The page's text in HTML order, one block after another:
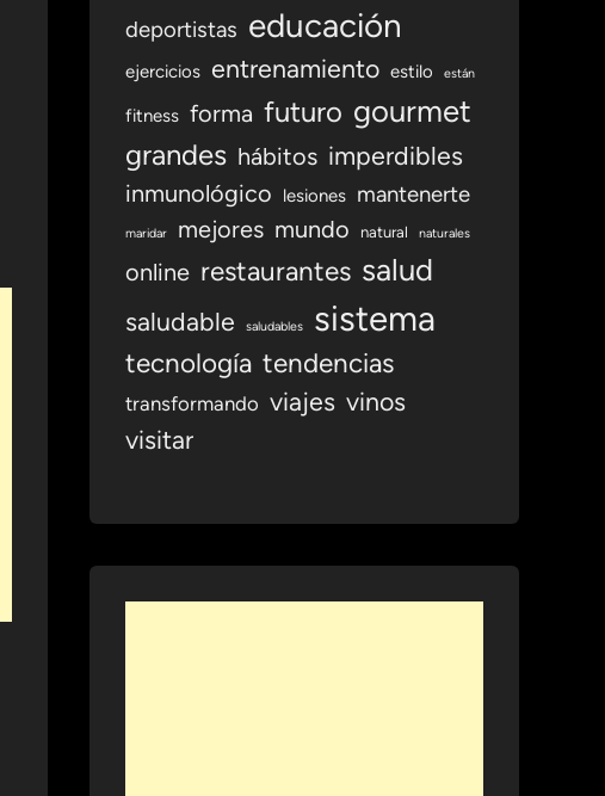
deportistas educación
ejercicios entrenamiento estilo están
fitness forma futuro gourmet
grandes hábitos imperdibles
inmunológico lesiones mantenerte
maridar mejores mundo natural naturales
online restaurantes salud
saludable saludables sistema
tecnología tendencias
transformando viajes vinos
visitar